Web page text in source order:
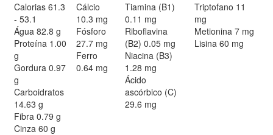
Calorias 61.3
- 53.1
Água 82.8 g
Proteína 1.00
g
Gordura 0.97
g
Carboidratos
14.63 g
Fibra 0.79 g
Cinza 60 g
Cálcio
10.3 mg
Fósforo
27.7 mg
Ferro
0.64 mg
Tiamina (B1)
0.11 mg
Riboflavina
(B2) 0.05 mg
Niacina (B3)
1.28 mg
Ácido
ascórbico (C)
29.6 mg
Triptofano 11
mg
Metionina 7 mg
Lisina 60 mg